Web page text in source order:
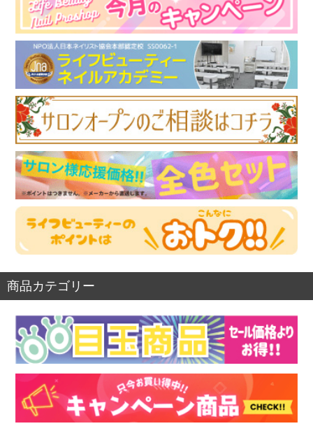
商品カテゴリー